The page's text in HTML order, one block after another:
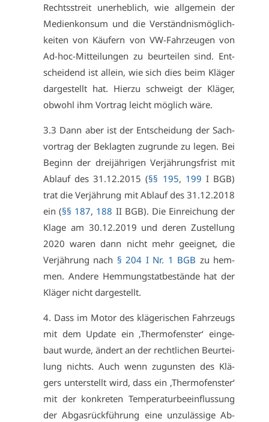
Rechts­streit un­er­heb­lich, wie all­ge­mein der
Me­di­en­kon­sum und die Ver­ständ­nis­mög­lich­
kei­ten von Käu­fern von VW-Fahr­zeu­gen von
Ad-hoc-Mit­tei­lun­gen zu be­ur­tei­len sind. Ent­
schei­dend ist al­lein, wie sich dies beim Klä­ger
dar­ge­stellt hat. Hier­zu schweigt der Klä­ger,
ob­wohl ihm Vor­trag leicht mög­lich wä­re.
3.3 Dann aber ist der Ent­schei­dung der Sach­
vor­trag der Be­klag­ten zu­grun­de zu le­gen. Bei
Be­ginn der drei­jäh­ri­gen Ver­jäh­rungs­frist mit
Ab­lauf des 31.12.2015 (§§ 195, 199 I BGB)
trat die Ver­jäh­rung mit Ab­lauf des 31.12.2018
ein (§§ 187, 188 II BGB). Die Ein­rei­chung der
Kla­ge am 30.12.2019 und de­ren Zu­stel­lung
2020 wa­ren dann nicht mehr ge­eig­net, die
Ver­jäh­rung nach § 204 I Nr. 1 BGB zu hem­
men. An­de­re Hem­mungs­tat­be­stän­de hat der
Klä­ger nicht dar­ge­stellt.
4. Dass im Mo­tor des klä­ge­ri­schen Fahr­zeugs
mit dem Up­date ein ‚Ther­mo­fens­ter‘ ein­ge­
baut wur­de, än­dert an der recht­li­chen Be­ur­tei­
lung nichts. Auch wenn zu­guns­ten des Klä­
gers un­ter­stellt wird, dass ein ‚Ther­mo­fens­ter‘
mit der kon­kre­ten Tem­pe­ra­tur­be­ein­flus­sung
der Ab­gas­rück­füh­rung ei­ne un­zu­läs­si­ge Ab­